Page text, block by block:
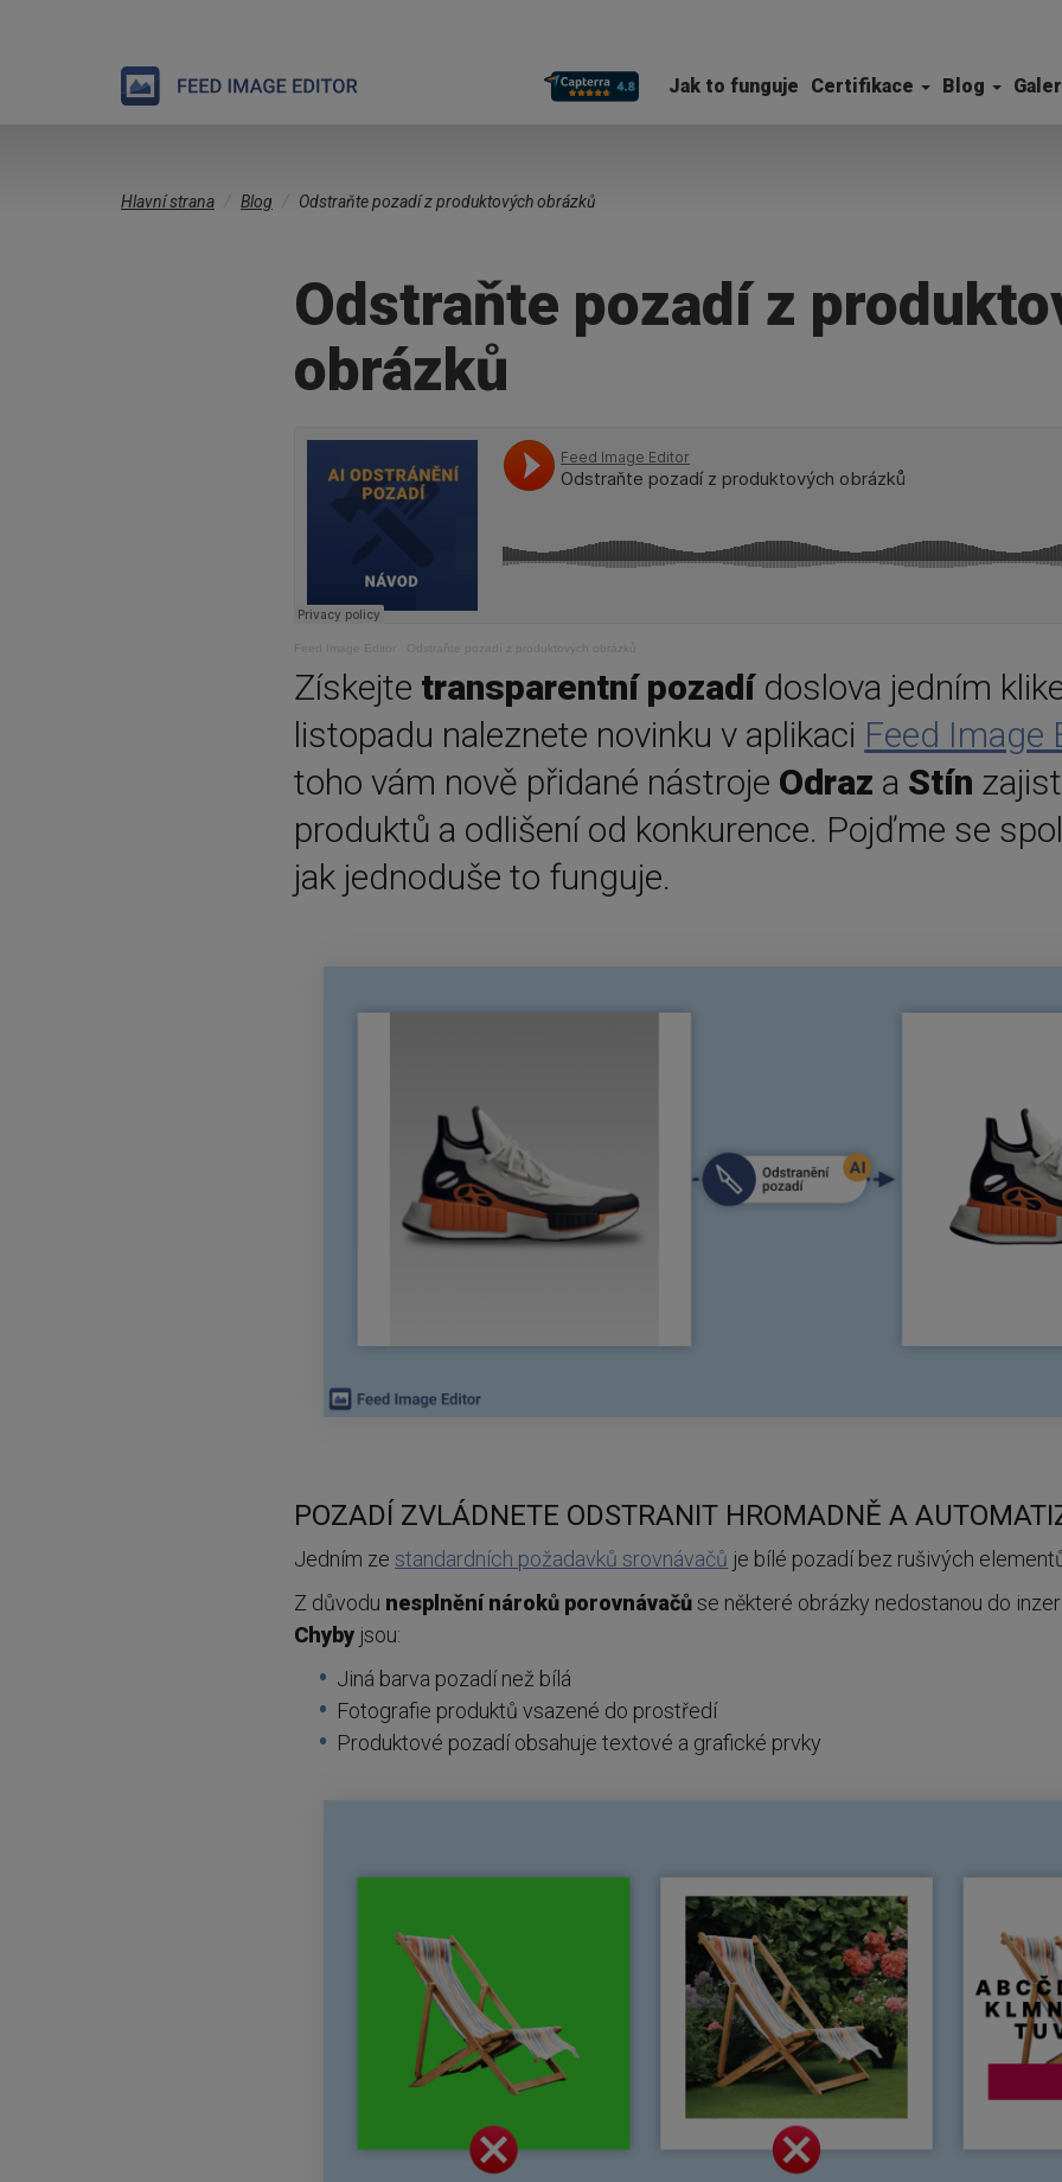
Jak to funguje Certifikace Blog
Jste
zde
Hlavní strana Blog Odstraňte pozadí z produktových obrázků
Odstraňte pozadí z
obrázků
Feed Image Editor Odstraňte pozadí z produktových obrázků
Získejte transparentní pozadídoslova jedním
listopadu naleznete novinku v aplikaci Feed Image
toho vám nově přidané nástroje Odraz a Stín
produktů a odlišení od konkurence. Pojďme se
jak jednoduše to funguje.
POZADÍ ZVLÁDNETE ODSTRANIT HROMADNĚ A
Jedním zestandardních požadavků srovnávačů je bílé pozadí bez rušivých
Z důvodu nesplnění nároků porovnávačůse některé obrázky nedostanou do
Chyby jsou:
Jiná barva pozadí než bílá
Fotografie produktů vsazené do prostředí
Produktové pozadí obsahuje textové a grafické prvky